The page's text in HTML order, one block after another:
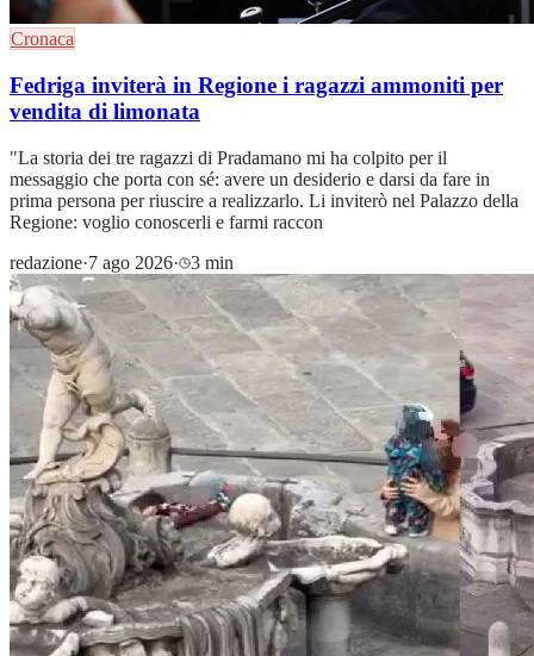
Cronaca
Fedriga inviterà in Regione i ragazzi ammoniti per
vendita di limonata
"La storia dei tre ragazzi di Pradamano mi ha colpito per il
messaggio che porta con sé: avere un desiderio e darsi da fare in
prima persona per riuscire a realizzarlo. Li inviterò nel Palazzo della
Regione: voglio conoscerli e farmi raccon
redazione·7 ago 2026· 3 min